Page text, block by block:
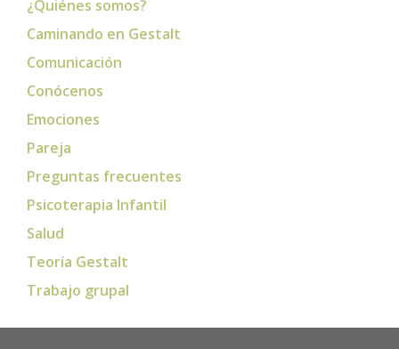
¿Quiénes somos?
Caminando en Gestalt
Comunicación
Conócenos
Emociones
Pareja
Preguntas frecuentes
Psicoterapia Infantil
Salud
Teoría Gestalt
Trabajo grupal